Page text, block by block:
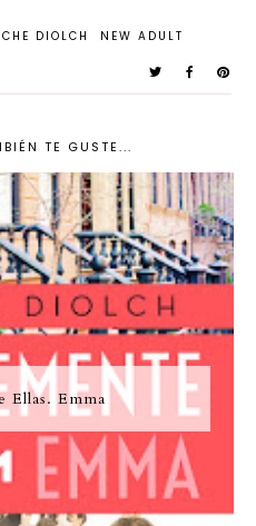
DIOLCH
NEW ADULT
TE GUSTE...
Ellas. Emma